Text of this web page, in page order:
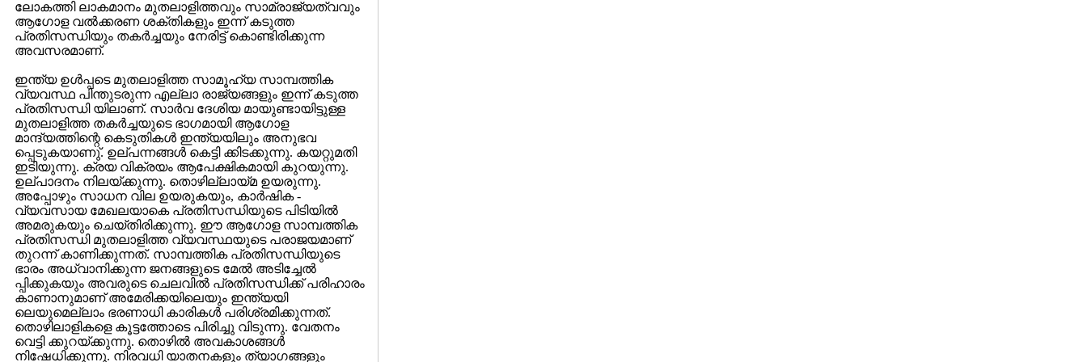
ലോകത്തി ലാകമാനം മുതലാളിത്തവും സാമ്രാജ്യത്വവും
ആഗോള വല്‍ക്കരണ ശക്തികളും ഇന്ന് കടുത്ത
പ്രതിസന്ധിയും തകര്‍ച്ചയും നേരിട്ട് കൊണ്ടിരിക്കുന്ന
അവസരമാണ്.
ഇന്ത്യ ഉള്‍പ്പടെ മുതലാളിത്ത സാമൂഹ്യ സാമ്പത്തിക
വ്യവസ്ഥ പിന്തുടരുന്ന എല്ലാ രാജ്യങ്ങളും ഇന്ന് കടുത്ത
പ്രതിസന്ധി യിലാണ്. സാര്‍‌വ ദേശിയ മായുണ്ടായിട്ടുള്ള
മുതലാളിത്ത തകര്‍ച്ചയുടെ ഭാഗമായി ആഗോള
മാന്ദ്യത്തിന്റെ കെടുതികള്‍ ഇന്ത്യയിലും അനുഭവ
പ്പെടുകയാണു്. ഉല്പന്നങ്ങള്‍ കെട്ടി ക്കിടക്കുന്നു. കയറ്റുമതി
ഇടിയുന്നു. ക്രയ വിക്രയം ആപേക്ഷികമായി കുറയുന്നു.
ഉല്പാദനം നിലയ്ക്കുന്നു. തൊഴില്ലായ്മ ഉയരുന്നു.
അപ്പോഴും സാധന വില ഉയരുകയും, കാര്‍ഷിക -
വ്യവസായ മേഖലയാകെ പ്രതിസന്ധിയുടെ പിടിയില്‍
അമരുകയും ചെയ്തിരിക്കുന്നു. ഈ ആഗോള സാമ്പത്തിക
പ്രതിസന്ധി മുതലാളിത്ത വ്യവസ്ഥയുടെ പരാജയമാണ്
തുറന്ന് കാണിക്കുന്നത്. സാമ്പത്തിക പ്രതിസന്ധിയുടെ
ഭാരം അധ്വാനിക്കുന്ന ജനങ്ങളുടെ മേല്‍ അടിച്ചേല്‍
പ്പിക്കുകയും അവരുടെ ചെലവില്‍ പ്രതിസന്ധിക്ക് പരിഹാരം
കാണാനുമാണ് അമേരിക്കയിലെയും ഇന്ത്യയി
ലെയുമെല്ലാം ഭരണാധി കാരികള്‍ പരിശ്രമിക്കുന്നത്.
തൊഴിലാളികളെ കൂട്ടത്തോടെ പിരിച്ചു വിടുന്നു. വേതനം
വെട്ടി ക്കുറയ്ക്കുന്നു. തൊഴില്‍ അവകാശങ്ങള്‍
നിഷേധിക്കുന്നു. നിരവധി യാതനകളും ത്യാഗങ്ങളും